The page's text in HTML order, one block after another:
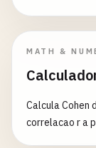
MATH &
Calcula Cohen
correlacao r a